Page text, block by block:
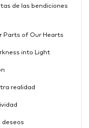
de las bendiciones
Parts of Our Hearts
into Light
realidad
deseos